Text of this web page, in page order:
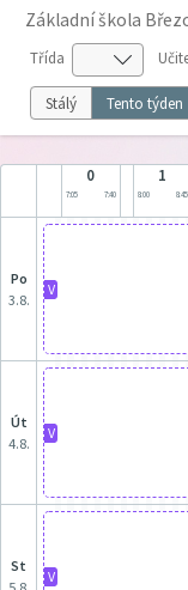
Základní škola
Třída
Stálý Tento týden
0
7:05 7:40
1
8:00 8:45
po
3.8.
V
út
4.8.
V
st
5.8.
V